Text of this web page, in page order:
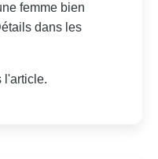
femme bien
dans les
l'article.